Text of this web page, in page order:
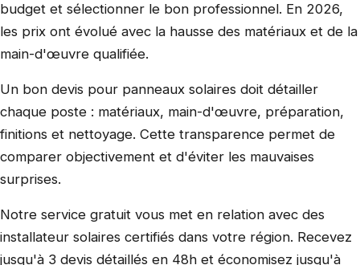
budget et sélectionner le bon professionnel. En 2026,
les prix ont évolué avec la hausse des matériaux et de la
main-d'œuvre qualifiée.
Un bon devis pour panneaux solaires doit détailler
chaque poste : matériaux, main-d'œuvre, préparation,
finitions et nettoyage. Cette transparence permet de
comparer objectivement et d'éviter les mauvaises
surprises.
Notre service gratuit vous met en relation avec des
installateur solaires certifiés dans votre région. Recevez
jusqu'à 3 devis détaillés en 48h et économisez jusqu'à